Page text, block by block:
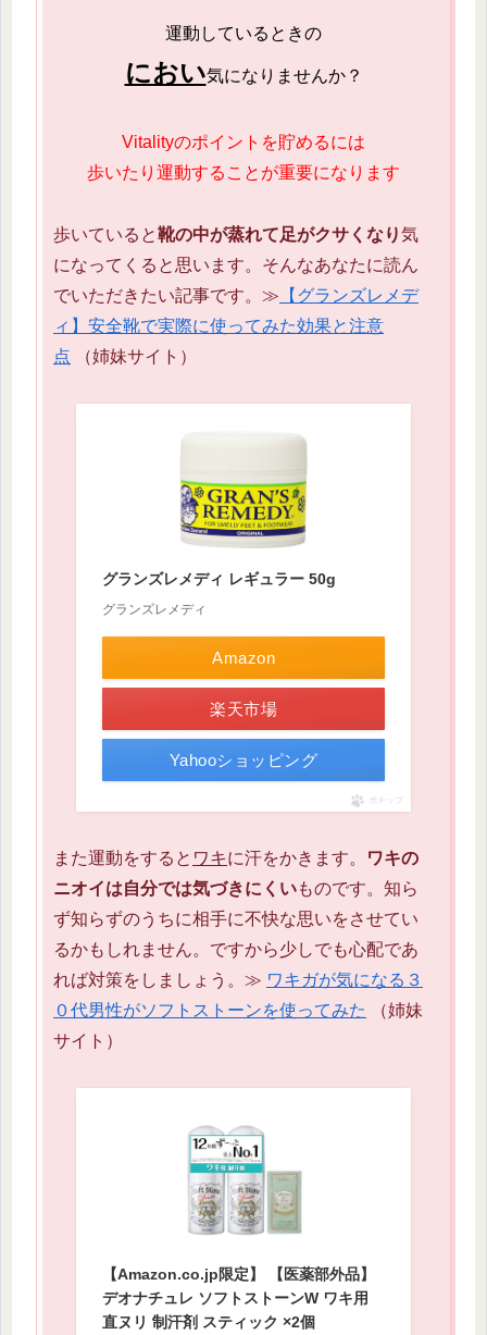
運動しているときの
におい気になりませんか？
Vitalityのポイントを貯めるには
歩いたり運動することが重要になります
歩いていると靴の中が蒸れて足がクサくなり気
になってくると思います。そんなあなたに読ん
でいただきたい記事です。≫ 【グランズレメデ
ィ】安全靴で実際に使ってみた効果と注意
点 （姉妹サイト）
グランズレメディ レギュラー 50g
グランズレメディ
Amazon
楽天市場
Yahooショッピング
ポチップ
また運動をすると ワキに汗をかきます。
ワキの
ニオイは自分では気づきにくいものです。知ら
ず知らずのうちに相手に不快な思いをさせてい
るかもしれません。ですから少しでも心配であ
れば対策をしましょう。≫ ワキガが気になる３
０代男性がソフトストーンを使ってみた
（姉妹
サイト）
【Amazon.co.jp限定】 【医薬部外品】
デオナチュレ ソフトストーンW ワキ用
直ヌリ 制汗剤 スティック ×2個